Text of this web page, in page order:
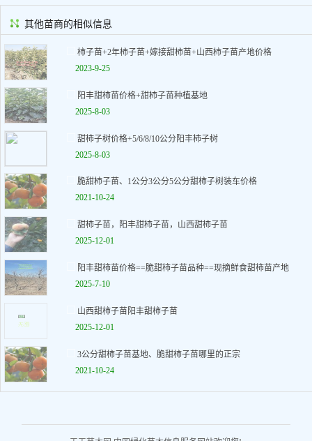
其他苗商的相似信息
柿子苗+2年柿子苗+嫁接甜柿苗+山西柿子苗产地价格
2023-9-25
阳丰甜柿苗价格+甜柿子苗种植基地
2025-8-03
甜柿子树价格+5/6/8/10公分阳丰柿子树
2025-8-03
脆甜柿子苗、1公分3公分5公分甜柿子树装车价格
2021-10-24
甜柿子苗，阳丰甜柿子苗，山西甜柿子苗
2025-12-01
阳丰甜柿苗价格==脆甜柿子苗品种==现摘鲜食甜柿苗产地
2025-7-10
山西甜柿子苗阳丰甜柿子苗
2025-12-01
3公分甜柿子苗基地、脆甜柿子苗哪里的正宗
2021-10-24